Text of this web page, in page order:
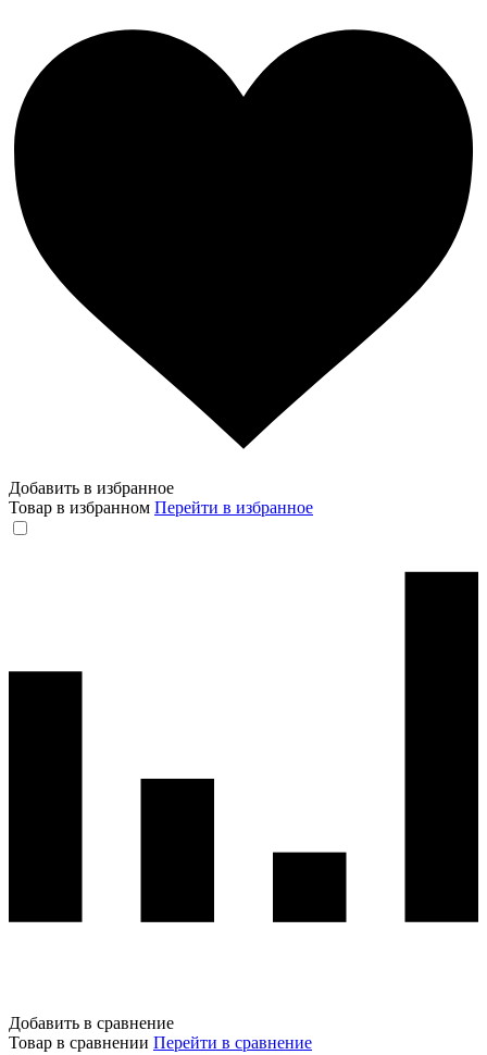
Добавить в избранное
Товар в избранном Перейти в избранное
Добавить в сравнение
Товар в сравнении Перейти в сравнение